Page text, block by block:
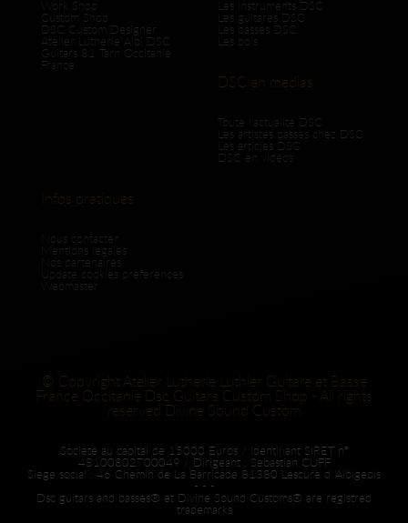
Work Shop
Custom Shop
DSC Custom Designer
Atelier Lutherie Albi DSC
Guitars 81 Tarn Occitanie
France
Les instruments DSC
Les guitares DSC
Les basses DSC
Les bois
DSC en medias
Toute l'actualité DSC
Les artistes passés chez DSC
Les articles DSC
DSC en vidéos
Infos pratiques
Nous contacter
Mentions légales
Nos partenaires
Update cookies preferences
Webmaster
© Copyright Atelier Lutherie Luthier Guitare et Basse
France Occitanie Dsc Guitars Custom Shop - All rights
reserved Divine Sound Custom
Société au capital de 15000 Euros / Identifiant SIRET n°
48100802700049 / Dirigeant : Sebastian CUFF
Siège social : 46 Chemin de La Barricade 81380 Lescure d 'Albigeois
- - -
Dsc guitars and basses® et Divine Sound Customs® are registred
trademarks